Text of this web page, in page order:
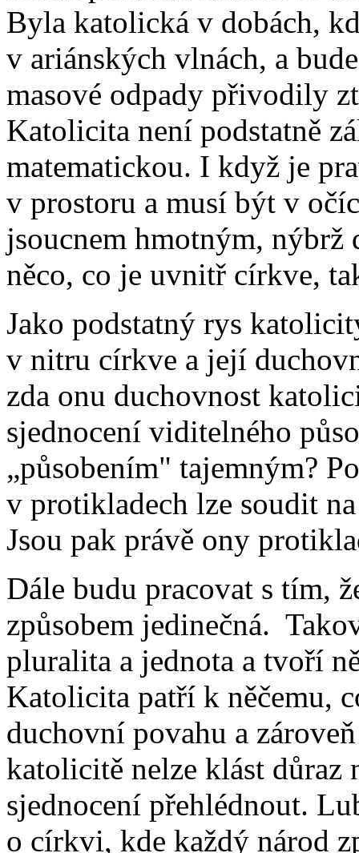
Byla katolická v dobách,
v ariánských vlnách, a
masové odpady přivodily
Katolicita není podstatně
matematickou. I když je
v prostoru a musí být v
jsoucnem hmotným, nýbrž
něco, co je uvnitř církve,
Jako podstatný rys
v nitru církve a její
zda onu duchovnost
sjednocení viditelného
„působením" tajemným?
v protikladech lze soudit
Jsou pak právě ony
Dále budu pracovat s tím,
způsobem jedinečná.
pluralita a jednota a tvoří
Katolicita patří k něčemu,
duchovní povahu a
katolicitě nelze klást důraz
sjednocení přehlédnout.
o církvi, kde každý národ